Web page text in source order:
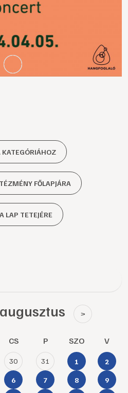
KATEGÓRIÁHOZ
FŐLAPJÁRA
LAP TETEJÉRE
>
CS P SZO V
30 31 1 2
6 7 8 9